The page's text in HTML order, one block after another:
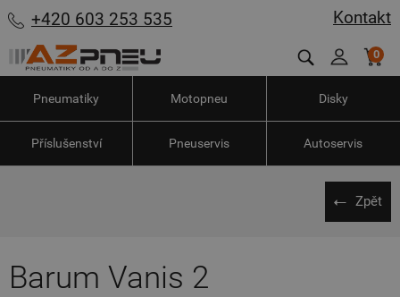
Kontakt
+420 603 253 535
0
Pneumatiky Motopneu Disky
Příslušenství Pneuservis Autoservis
Zpět
Barum Vanis 2